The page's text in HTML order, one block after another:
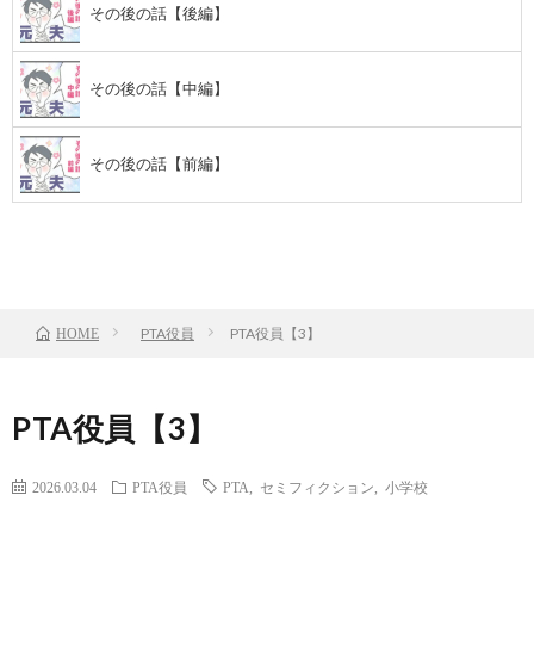
その後の話【後編】
その後の話【中編】
その後の話【前編】
HOME PTA役員 PTA役員【3】
PTA役員【3】
2026.03.04 PTA役員 PTA セミフィクション 小学校